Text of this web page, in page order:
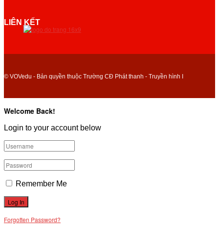
LIÊN KẾT
© VOVedu - Bản quyền thuộc Trường CĐ Phát thanh - Truyền hình I
Welcome Back!
Login to your account below
Remember Me
Forgotten Password?